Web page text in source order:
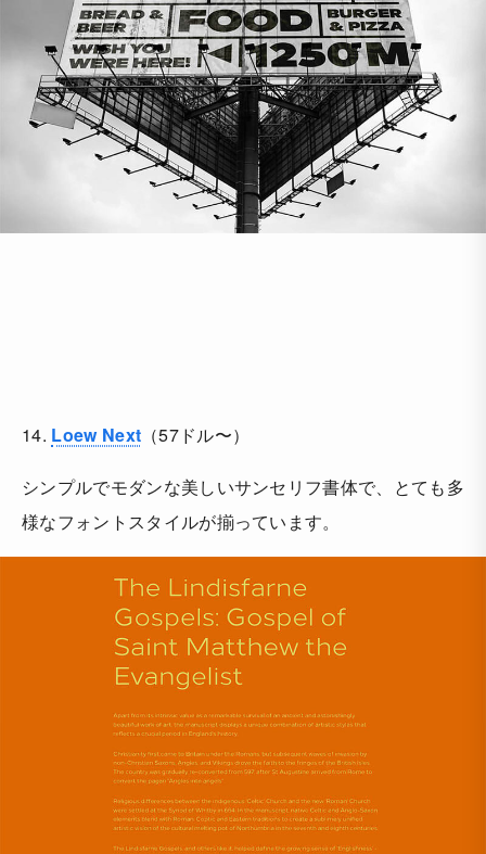
14. Loew Next （57ドル〜）
シンプルでモダンな美しいサンセリフ書体で、とても多
様なフォントスタイルが揃っています。